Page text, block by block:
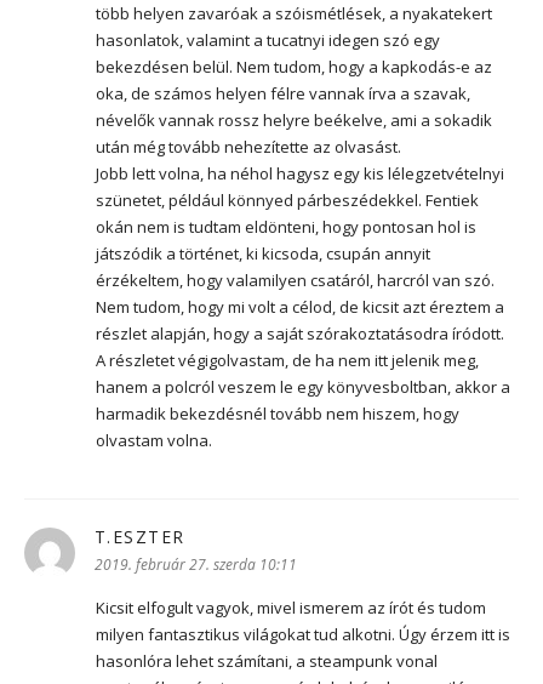
több helyen zavaróak a szóismétlések, a nyakatekert
hasonlatok, valamint a tucatnyi idegen szó egy
bekezdésen belül. Nem tudom, hogy a kapkodás-e az
oka, de számos helyen félre vannak írva a szavak,
névelők vannak rossz helyre beékelve, ami a sokadik
után még tovább nehezítette az olvasást.
Jobb lett volna, ha néhol hagysz egy kis lélegzetvételnyi
szünetet, például könnyed párbeszédekkel. Fentiek
okán nem is tudtam eldönteni, hogy pontosan hol is
játszódik a történet, ki kicsoda, csupán annyit
érzékeltem, hogy valamilyen csatáról, harcról van szó.
Nem tudom, hogy mi volt a célod, de kicsit azt éreztem a
részlet alapján, hogy a saját szórakoztatásodra íródott.
A részletet végigolvastam, de ha nem itt jelenik meg,
hanem a polcról veszem le egy könyvesboltban, akkor a
harmadik bekezdésnél tovább nem hiszem, hogy
olvastam volna.
T.ESZTER
2019. február 27. szerda 10:11
Kicsit elfogult vagyok, mivel ismerem az írót és tudom
milyen fantasztikus világokat tud alkotni. Úgy érzem itt is
hasonlóra lehet számítani, a steampunk vonal